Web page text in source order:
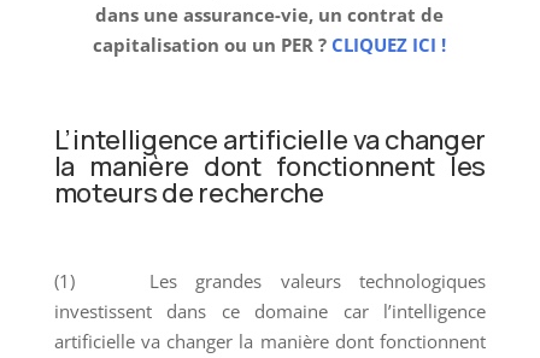
dans une assurance-vie, un contrat de
capitalisation ou un PER ? CLIQUEZ ICI !
L’intelligence artificielle va changer
la manière dont fonctionnent les
moteurs de recherche
(1) Les grandes valeurs technologiques
investissent dans ce domaine car l’intelligence
artificielle va changer la manière dont fonctionnent